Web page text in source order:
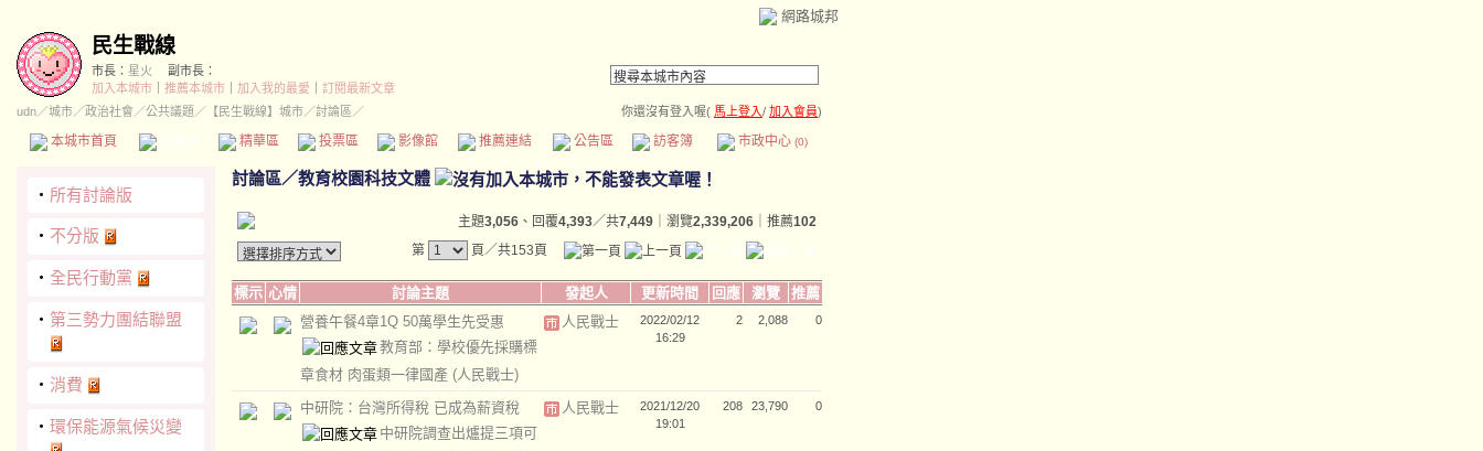
網路城邦
民生戰線
市長： 星火
副市長：
加入本城市
推薦本城市 加入我的最愛
訂閱最新文章
udn／城市／政治社會 ／公共議題 ／ 【民生戰線】城市／討論區／ 你還沒有登入喔( 馬上登入/ 加入會員)
本城市首頁 精華區 投票區 影像館 推薦連結 公告區 訪客簿 市政中心 (0)
‧ 所有討論版
‧ 不分版
‧ 全民行動黨
‧ 第三勢力團結聯盟
‧ 消費
‧ 環保能源氣候災變
討論區／教育校園科技文體
主題3,056 、回覆4,393／共7,449 ｜瀏覽2,339,206 ｜推薦102
第
頁／共153頁
標示 心情 討論主題 發起人 更新時間 回應 瀏覽
推薦
營養午餐4章1Q 50萬學生先受惠
教育部：學校優先採購標
章食材 肉蛋類一律國產 (人民戰士)
人民戰士
2022/02/12
16:29
2 2,088 0
中研院：台灣所得稅 已成為薪資稅
中研院調查出爐提三項可
人民戰士
2021/12/20
19:01
208 23,790 0